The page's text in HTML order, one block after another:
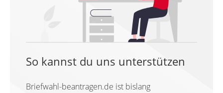
So kannst du uns unterstützen
Briefwahl-beantragen.de ist bislang